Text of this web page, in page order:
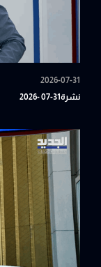
2026-07-31
نشرة31-07 -2026